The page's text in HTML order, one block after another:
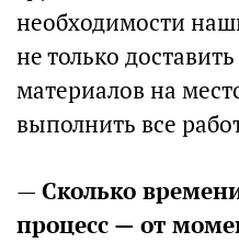
необходимости
не только
материалов на
выполнить все
—Сколько
процесс — от